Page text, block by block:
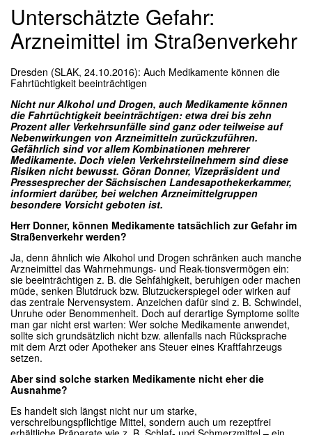
Unterschätzte Gefahr:
Arzneimittel im Straßenverkehr
Dresden (SLAK, 24.10.2016): Auch Medikamente können die
Fahrtüchtigkeit beeinträchtigen
Nicht nur Alkohol und Drogen, auch Medikamente können
die Fahrtüchtigkeit beeinträchtigen: etwa drei bis zehn
Prozent aller Verkehrsunfälle sind ganz oder teilweise auf
Nebenwirkungen von Arzneimitteln zurückzuführen.
Gefährlich sind vor allem Kombinationen mehrerer
Medikamente. Doch vielen Verkehrsteilnehmern sind diese
Risiken nicht bewusst. Göran Donner, Vizepräsident und
Pressesprecher der Sächsischen Landesapothekerkammer,
informiert darüber, bei welchen Arzneimittelgruppen
besondere Vorsicht geboten ist.
Herr Donner, können Medikamente tatsächlich zur Gefahr im
Straßenverkehr werden?
Ja, denn ähnlich wie Alkohol und Drogen schränken auch manche
Arzneimittel das Wahrnehmungs- und Reak-tionsvermögen ein:
sie beeinträchtigen z. B. die Sehfähigkeit, beruhigen oder machen
müde, senken Blutdruck bzw. Blutzuckerspiegel oder wirken auf
das zentrale Nervensystem. Anzeichen dafür sind z. B. Schwindel,
Unruhe oder Benommenheit. Doch auf derartige Symptome sollte
man gar nicht erst warten: Wer solche Medikamente anwendet,
sollte sich grundsätzlich nicht bzw. allenfalls nach Rücksprache
mit dem Arzt oder Apotheker ans Steuer eines Kraftfahrzeugs
setzen.
Aber sind solche starken Medikamente nicht eher die
Ausnahme?
Es handelt sich längst nicht nur um starke,
verschreibungspflichtige Mittel, sondern auch um rezeptfrei